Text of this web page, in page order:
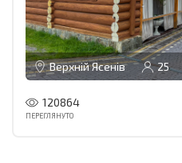
Верхній Ясенів 25
120864
ПЕРЕГЛЯНУТО